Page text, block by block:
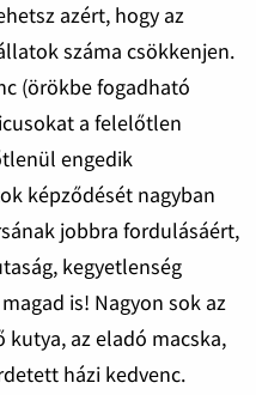
azért, hogy az
száma csökkenjen.
(örökbe fogadható
a felelőtlen
engedik
képződését nagyban
jobbra fordulásáért,
kegyetlenség
is! Nagyon sok az
az eladó macska,
házi kedvenc.